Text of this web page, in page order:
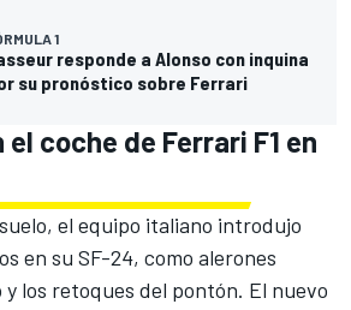
1
responde a Alonso con inquina
su pronóstico sobre Ferrari
el coche de Ferrari F1 en
el equipo italiano introdujo
en su SF-24, como alerones
los retoques del pontón. El nuevo